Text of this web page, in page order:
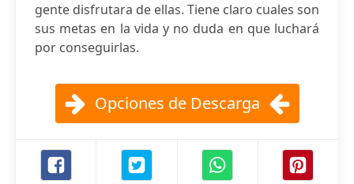
gente disfrutara de ellas. Tiene claro cuales son
sus metas en la vida y no duda en que luchará
por conseguirlas.
Opciones de Descarga